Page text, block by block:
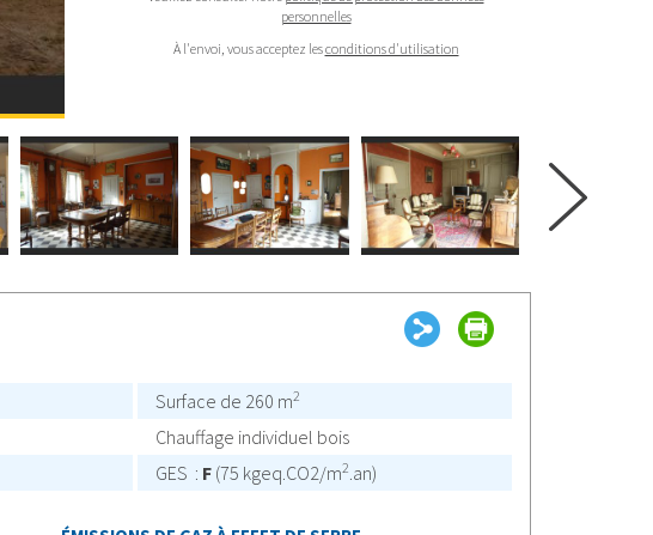
personnelles
À l'envoi, vous acceptez lesconditions d'utilisation
Surface de 260 m2
Chauffage individuel bois
GES : F (75 kgeq.CO2/m2 .an)